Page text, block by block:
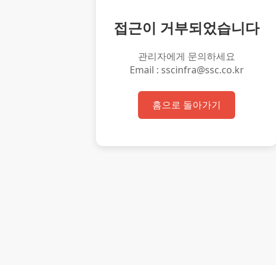
접근이 거부되었습니다
관리자에게 문의하세요
Email : sscinfra@ssc.co.kr
홈으로 돌아가기